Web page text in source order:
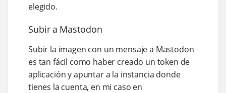
elegido.
Subir a Mastodon
Subir la imagen con un mensaje a Mastodon
es tan fácil como haber creado un token de
aplicación y apuntar a la instancia donde
tienes la cuenta, en mi caso en